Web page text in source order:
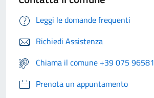
Leggi le domande frequenti
Richiedi Assistenza
Chiama il comune +39 075 96581
Prenota un appuntamento